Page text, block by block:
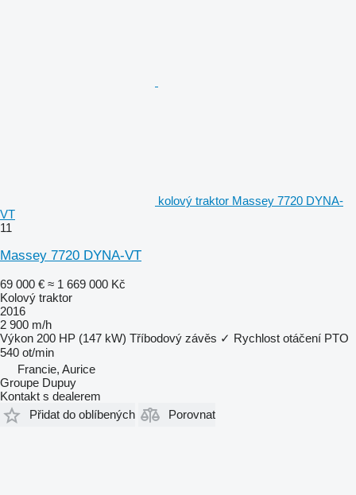
kolový traktor Massey 7720 DYNA-
VT
11
Massey 7720 DYNA-VT
69 000 € ≈ 1 669 000 Kč
Kolový traktor
2016
2 900 m/h
Výkon 200 HP (147 kW) Tříbodový závěs ✓ Rychlost otáčení PTO
540 ot/min
Francie, Aurice
Groupe Dupuy
Kontakt s dealerem
Přidat do oblíbených
Porovnat